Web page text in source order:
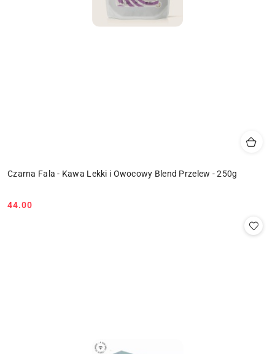
Czarna Fala - Kawa Lekki i Owocowy Blend Przelew - 250g
Cena:
44.00